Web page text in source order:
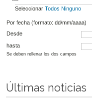
Seleccionar Todos Ninguno
Por fecha (formato: dd/mm/aaaa)
Desde
hasta
Se deben rellenar los dos campos
Últimas noticias